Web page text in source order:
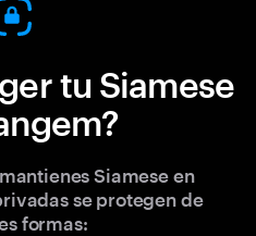
tu Siamese
Siamese en
se protegen de
formas: